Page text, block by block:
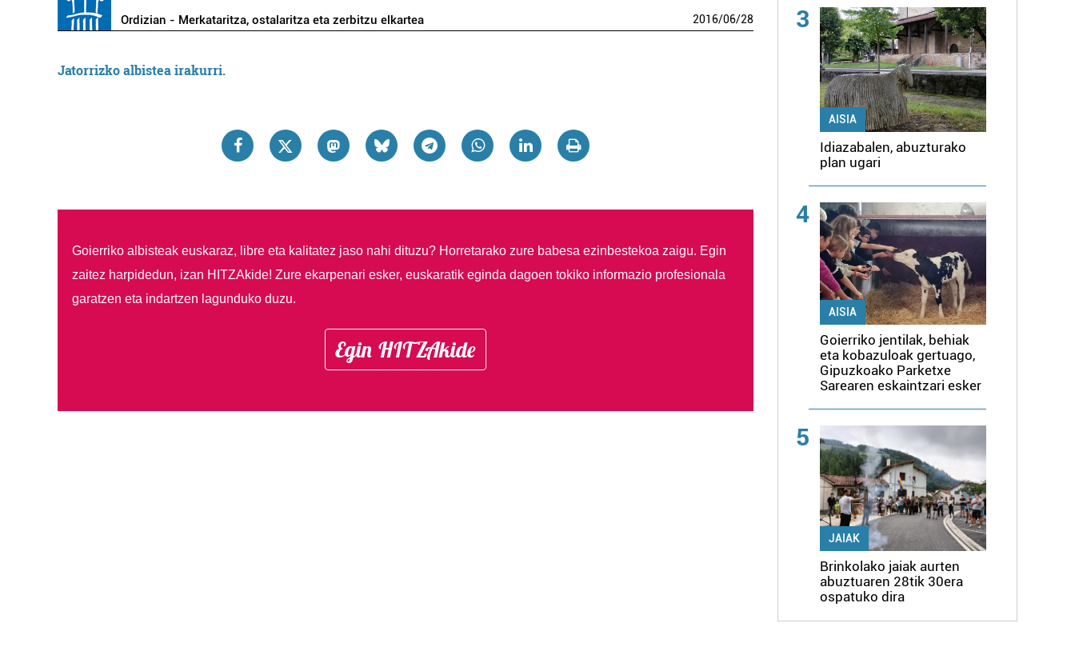
Ordizian - Merkataritza, ostalaritza eta zerbitzu elkartea 2016/06/28
Jatorrizko albistea irakurri.
Goierriko albisteak euskaraz, libre eta kalitatez jaso nahi dituzu? Horretarako zure babesa ezinbestekoa zaigu. Egin
zaitez harpidedun, izan HITZAkide! Zure ekarpenari esker, euskaratik eginda dagoen tokiko informazio profesionala
garatzen eta indartzen lagunduko duzu.
Egin HITZAkide
3
AISIA
Idiazabalen, abuzturako
plan ugari
4
AISIA
Goierriko jentilak, behiak
eta kobazuloak gertuago,
Gipuzkoako Parketxe
Sarearen eskaintzari esker
5
JAIAK
Brinkolako jaiak aurten
abuztuaren 28tik 30era
ospatuko dira